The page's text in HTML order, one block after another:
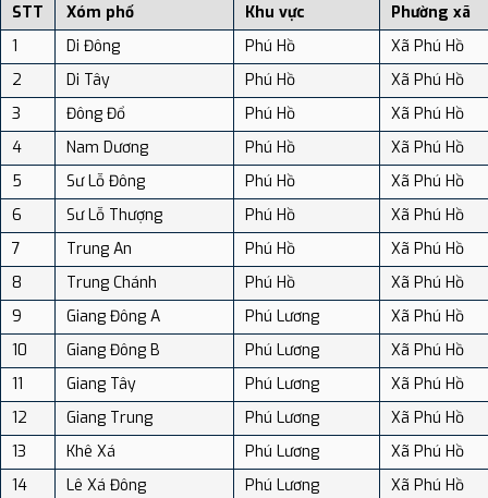
STT Xóm phố Khu vực
Phường xã
1
Di Đông Phú Hồ
Xã Phú Hồ
2
Di Tây Phú Hồ
Xã Phú Hồ
3
Đông Đổ Phú Hồ
Xã Phú Hồ
4
Nam Dương Phú Hồ
Xã Phú Hồ
5
Sư Lỗ Đông Phú Hồ
Xã Phú Hồ
6
Sư Lỗ Thượng Phú Hồ
Xã Phú Hồ
7
Trung An Phú Hồ
Xã Phú Hồ
8
Trung Chánh Phú Hồ
Xã Phú Hồ
9
Giang Đông A Phú Lương
Xã Phú Hồ
10
Giang Đông B Phú Lương
Xã Phú Hồ
11
Giang Tây Phú Lương
Xã Phú Hồ
12
Giang Trung Phú Lương
Xã Phú Hồ
13
Khê Xá Phú Lương
Xã Phú Hồ
14
Lê Xá Đông Phú Lương
Xã Phú Hồ